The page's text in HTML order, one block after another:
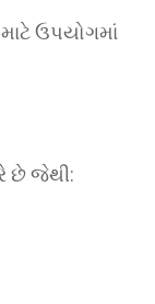
ઉપયોગમાં
છે જેથી: